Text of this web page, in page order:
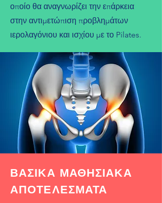
οποίο θα αναγνωρίζει την επάρκεια
στην αντιμετώπιση προβλημάτων
ιερολαγόνιου και ισχίου με το Pilates.
ΒΑΣΙΚΑ ΜΑΘΗΣΙΑΚΑ
ΑΠΟΤΕΛΕΣΜΑΤΑ